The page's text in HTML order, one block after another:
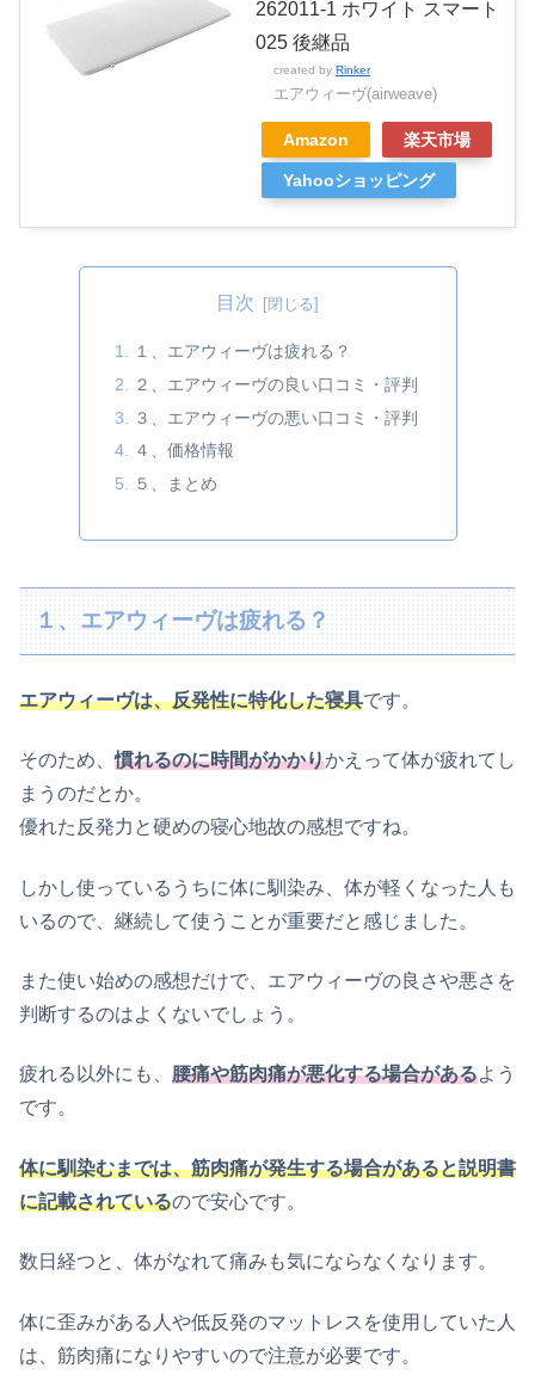
262011-1 ホワイト スマート
025 後継品
created by Rinker
エアウィーヴ(airweave)
Amazon 楽天市場
Yahooショッピング
目次
１、エアウィーヴは疲れる？
２、エアウィーヴの良い口コミ・評判
３、エアウィーヴの悪い口コミ・評判
４、価格情報
５、まとめ
１、エアウィーヴは疲れる？
エアウィーヴは、反発性に特化した寝具です。
そのため、慣れるのに時間がかかりかえって体が疲れてし
まうのだとか。
優れた反発力と硬めの寝心地故の感想ですね。
しかし使っているうちに体に馴染み、体が軽くなった人も
いるので、継続して使うことが重要だと感じました。
また使い始めの感想だけで、エアウィーヴの良さや悪さを
判断するのはよくないでしょう。
疲れる以外にも、 腰痛や筋肉痛が悪化する場合があるよう
です。
体に馴染むまでは、筋肉痛が発生する場合があると説明書
に記載されているので安心です。
数日経つと、体がなれて痛みも気にならなくなります。
体に歪みがある人や低反発のマットレスを使用していた人
は、筋肉痛になりやすいので注意が必要です。